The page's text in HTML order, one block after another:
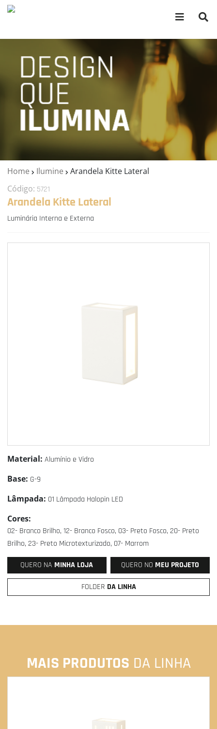
Home Ilumine
Arandela Kitte Lateral
Código: 5721
Arandela Kitte Lateral
Luminária Interna e Externa
Material: Alumínio e Vidro
Base: G-9
Lâmpada: 01 Lâmpada Halopin LED
Cores:
02- Branco Brilho, 12- Branco Fosco, 03- Preto Fosco, 20- Preto
Brilho, 23- Preto Microtexturizado, 07- Marrom
QUERO NA MINHA LOJA QUERO NO MEU PROJETO
FOLDER DA LINHA
MAIS PRODUTOS DA LINHA